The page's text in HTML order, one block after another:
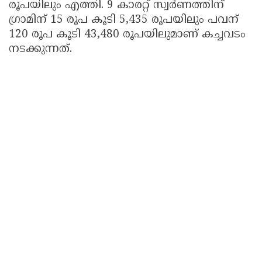
രൂപയിലും എത്തി. 9 കാരറ്റ് സ്വർണത്തിന്
ഗ്രാമിന് 15 രൂപ കൂടി 5,435 രൂപയിലും പവന്
120 രൂപ കൂടി 43,480 രൂപയിലുമാണ് കച്ചവടം
നടക്കുന്നത്.